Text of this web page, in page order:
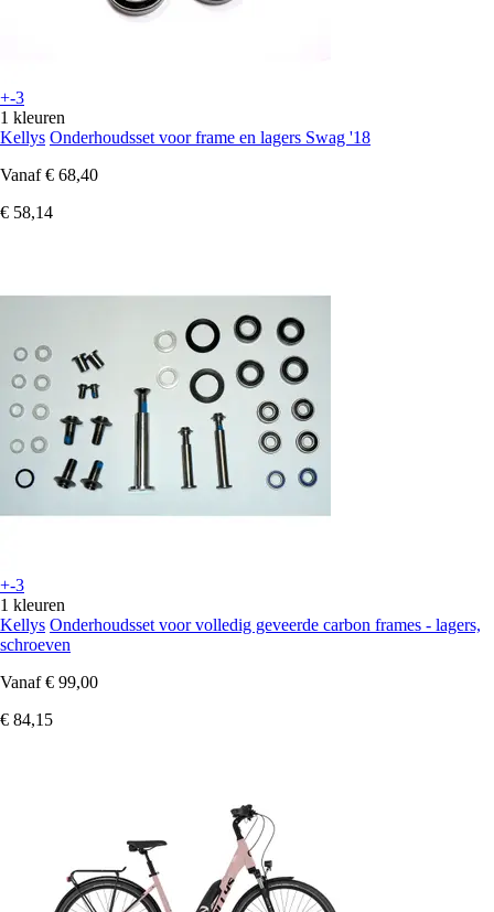
+-3
1 kleuren
Kellys Onderhoudsset voor frame en lagers Swag '18
Vanaf € 68,40
€ 58,14
+-3
1 kleuren
Kellys Onderhoudsset voor volledig geveerde carbon frames - lagers,
schroeven
Vanaf € 99,00
€ 84,15